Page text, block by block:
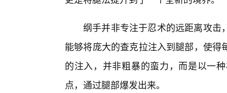
纲手并非专注于忍术的远距离攻击
能够将庞大的查克拉注入到腿部，使
的注入，并非粗暴的蛮力，而是以一
点，通过腿部爆发出来。